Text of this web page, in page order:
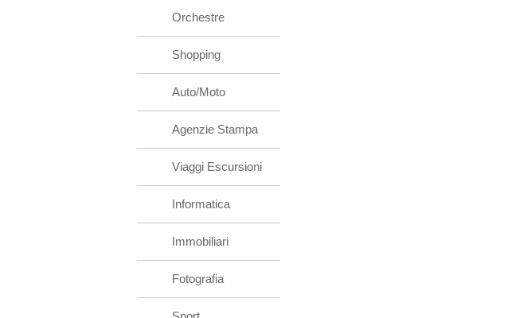
Orchestre
Shopping
Auto/Moto
Agenzie Stampa
Viaggi Escursioni
Informatica
Immobiliari
Fotografia